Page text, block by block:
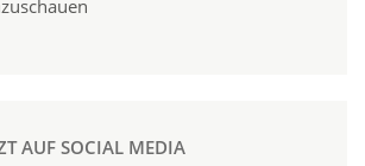
AUF SOCIAL MEDIA